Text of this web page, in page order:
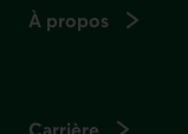
À propos
Carrière